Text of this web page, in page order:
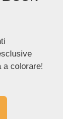
a colorare!